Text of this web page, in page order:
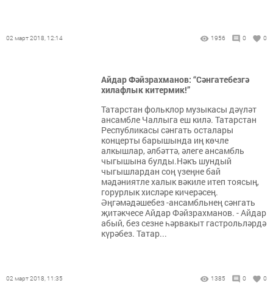
02 март 2018, 12:14 1956 0 0
Айдар Фәйзрахманов: “Сәнгатебезгә
хилафлык китермик!”
Татарстан фольклор музыкасы дәүләт
ансамбле Чаллыга еш килә. Татарстан
Республикасы сәнгать осталары
концерты барышында иң көчле
алкышлар, әлбәттә, әлеге ансамбль
чыгышына булды.Нәкъ шундый
чыгышлардан соң үзеңне бай
мәдәниятле халык вәкиле итеп тоясың,
горурлык хисләре кичерәсең.
Әңгәмәдәшебез -ансамбльнең сәнгать
җитәкчесе Айдар Фәйзрахманов. - Айдар
абый, без сезне һәрвакыт гастрольләрдә
күрәбез. Татар...
02 март 2018, 11:35 1385 0 0